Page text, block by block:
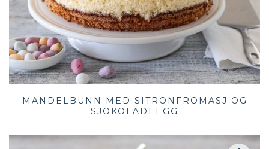
MANDELBUNN MED SITRONFROMASJ OG
SJOKOLADEEGG